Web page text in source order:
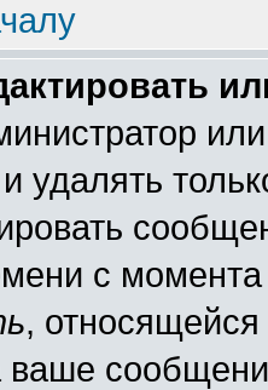
и удалять
с
,
ваше